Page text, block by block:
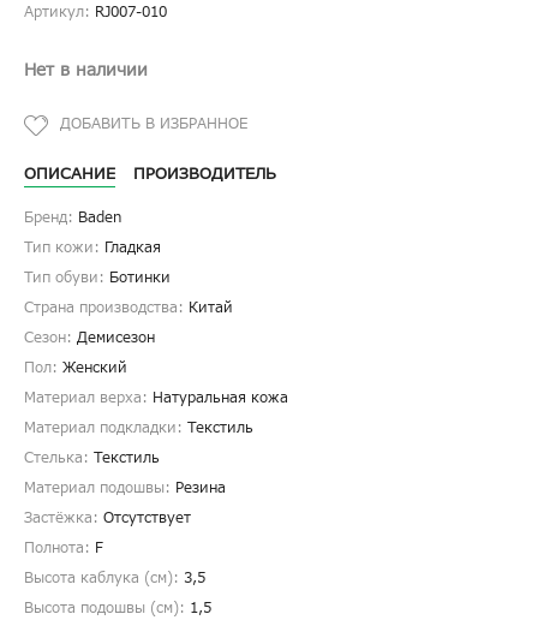
Артикул: RJ007-010
Нет в наличии
ОПИСАНИЕ ПРОИЗВОДИТЕЛЬ
Бренд: Baden
Тип кожи: Гладкая
Тип обуви: Ботинки
Страна производства: Китай
Сезон: Демисезон
Пол: Женский
Материал верха: Натуральная кожа
Материал подкладки: Текстиль
Стелька: Текстиль
Материал подошвы: Резина
Застёжка: Отсутствует
Полнота: F
Высота каблука (см): 3,5
Высота подошвы (см): 1,5